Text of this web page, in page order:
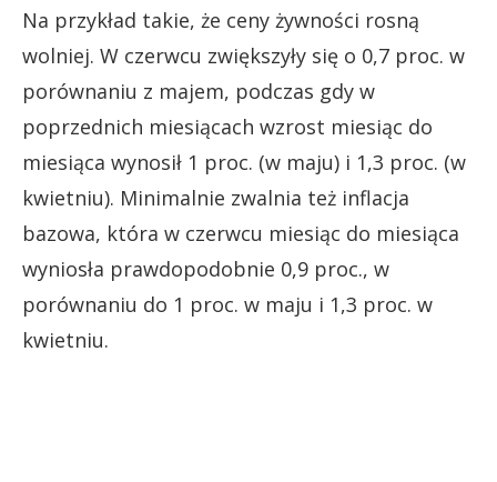
Na przykład takie, że ceny żywności rosną
wolniej. W czerwcu zwiększyły się o 0,7 proc. w
porównaniu z majem, podczas gdy w
poprzednich miesiącach wzrost miesiąc do
miesiąca wynosił 1 proc. (w maju) i 1,3 proc. (w
kwietniu). Minimalnie zwalnia też inflacja
bazowa, która w czerwcu miesiąc do miesiąca
wyniosła prawdopodobnie 0,9 proc., w
porównaniu do 1 proc. w maju i 1,3 proc. w
kwietniu.